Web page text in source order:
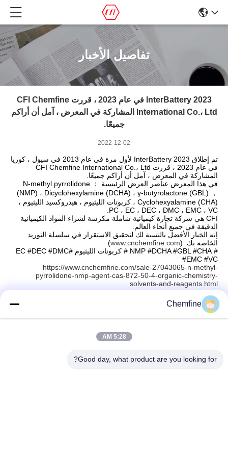
تفاصيل الأخبار
InterBattery 2023 في عام 2023 ، قررت CFI Chemfine
International Co.، Ltd المشاركة في المعرض ، آمل أن أراكم
جميعًا.
2022-12-02
تم إطلاق InterBattery 2023 لأول مرة في عام 2013 في سيول ، كوريا
في عام 2023 ، قررت CFI Chemfine International Co.، Ltd
المشاركة في المعرض ، آمل أن أراكم جميعًا.
في هذا المعرض عناصر العرض الرئيسية ： N-methyl pyrrolidone
(NMP) ، Dicyclohexylamine (DCHA) ، γ-butyrolactone (GBL) ，
Cyclohexyalamine (CHA) ، كربونات الليثيوم ، هيدروكسيد الليثيوم ،
PC ، EC ، DEC ، DMC ، EMC ، VC.
CFI هي شركة تجارة كيميائية شاملة مكرسة لشراء المواد الكيميائية
الدقيقة في جميع أنحاء العالم.
إنه الخيار الأفضل بالنسبة لك لتحقيق الاستقرار في سلسلة التوريد
الخاصة بك. (www.cnchemfine.com
)
# NMP #DCHA #GBL #CHA # كربونات الليثيوم #EC #DEC #DMC
#EMC #VC
https://www.cnchemfine.com/sale-27043065-n-methyl-
pyrrolidone-nmp-agent-cas-872-50-4-organic-chemistry-
solvents-and-reagents.html
العنوان
Chemfine
5:28 AM
Good day, what product are you looking for?